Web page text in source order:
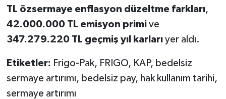
TL özsermaye enflasyon düzeltme farkları,
42.000.000 TL emisyon primive
347.279.220 TL geçmiş yıl karlarıyer aldı.
Etiketler: Frigo-Pak, FRIGO, KAP, bedelsiz
sermaye artırımı, bedelsiz pay, hak kullanım tarihi,
sermaye artırımı